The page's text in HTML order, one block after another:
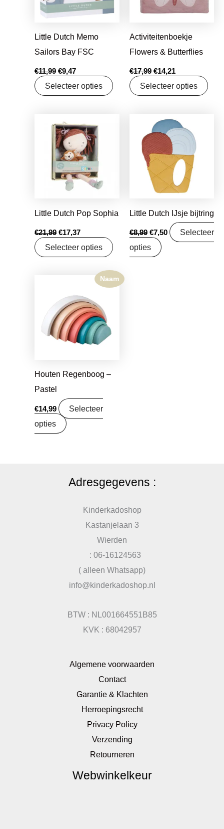
Little Dutch Memo
Sailors Bay FSC
€11,99 €9,47
Selecteer opties
Activiteitenboekje
Flowers & Butterflies
€17,99 €14,21
Selecteer opties
Little Dutch Pop Sophia
€21,99
prijs
was:
€21,99.
€17,37
prijs
is:
€17,37.
Selecteer opties
Little Dutch IJsje bijtring
€8,99
Oorspronkelijke
prijs
was:
€8,99.
€7,50
Huidige
prijs
is:
€7,50.
Selecteer
opties
Naam
Houten Regenboog –
Pastel
€14,99
Selecteer
opties
Adresgegevens :
Kinderkadoshop
Kastanjelaan 3
Wierden
: 06-16124563
( alleen Whatsapp)
info@kinderkadoshop.nl
BTW : NL001664551B85
KVK : 68042957
Algemene voorwaarden
Contact
Garantie & Klachten
Herroepingsrecht
Privacy Policy
Verzending
Retourneren
Webwinkelkeur